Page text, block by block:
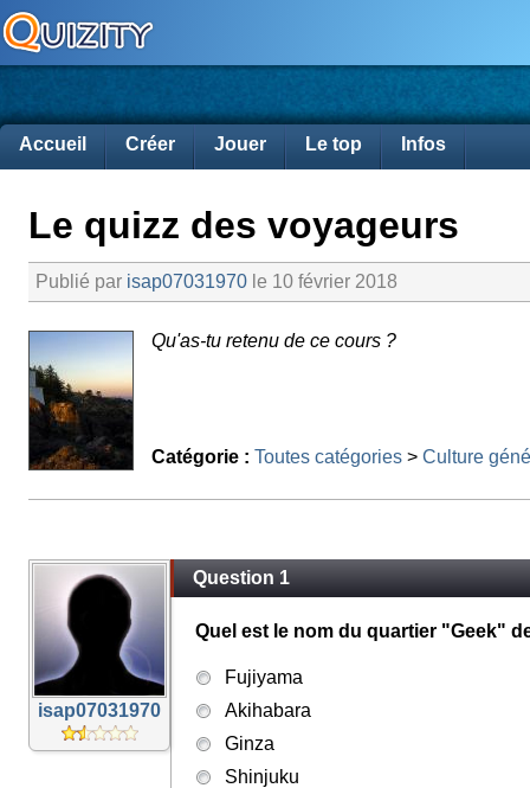
Accueil Créer Jouer Le top Infos
Le quizz des voyageurs
Publié par isap07031970 le 10 février 2018
Qu'as-tu retenu de ce cours ?
Catégorie : Toutes catégories > Culture
isap07031970
Question 1
Quel est le nom du quartier "Geek"
Fujiyama
Akihabara
Ginza
Shinjuku